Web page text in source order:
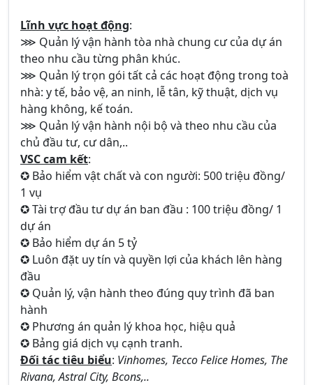
Lĩnh vực hoạt động:
⋙ Quản lý vận hành tòa nhà chung cư của dự án
theo nhu cầu từng phân khúc.
⋙ Quản lý trọn gói tất cả các hoạt động trong toà
nhà: y tế, bảo vệ, an ninh, lễ tân, kỹ thuật, dịch vụ
hàng không, kế toán.
⋙ Quản lý vận hành nội bộ và theo nhu cầu của
chủ đầu tư, cư dân,..
VSC cam kết:
✪ Bảo hiểm vật chất và con người: 500 triệu đồng/
1 vụ
✪ Tài trợ đầu tư dự án ban đầu : 100 triệu đồng/ 1
dự án
✪ Bảo hiểm dự án 5 tỷ
✪ Luôn đặt uy tín và quyền lợi của khách lên hàng
đầu
✪ Quản lý, vận hành theo đúng quy trình đã ban
hành
✪ Phương án quản lý khoa học, hiệu quả
✪ Bảng giá dịch vụ cạnh tranh.
Đối tác tiêu biểu: Vinhomes, Tecco Felice Homes, The
Rivana, Astral City, Bcons,..